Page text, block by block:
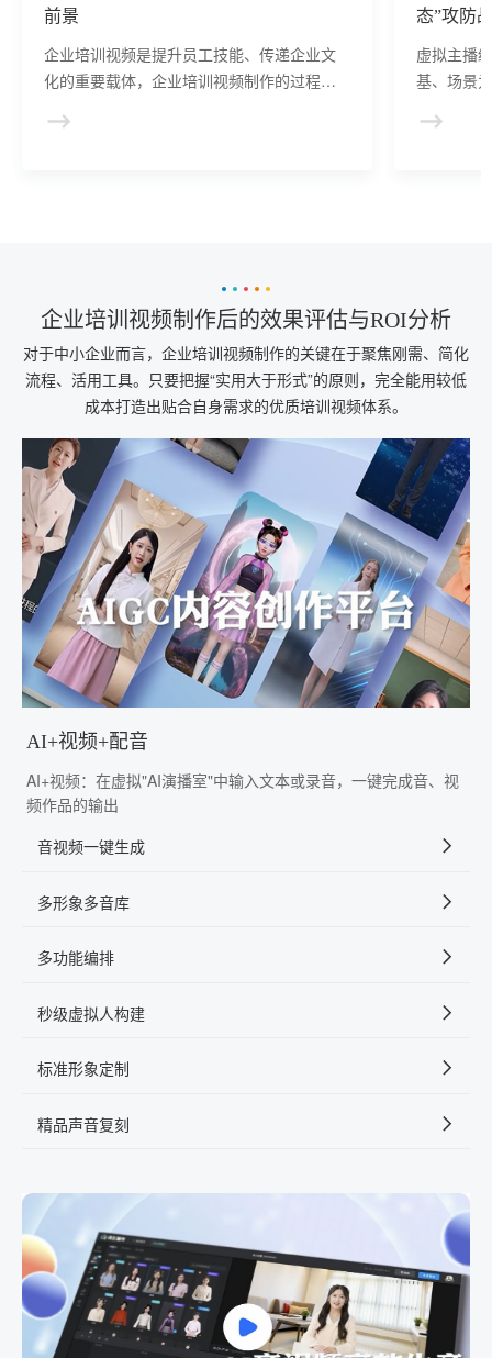
前景
企业培训视频是提升员工技能、传递企业文
化的重要载体，企业培训视频制作的过程中
追溯、可复用。
态”攻防
虚拟主播
基、场景
字人赛道
企业培训视频制作后的效果评估与ROI分析
对于中小企业而言，企业培训视频制作的关键在于聚焦刚需、简化
流程、活用工具。只要把握“实用大于形式”的原则，完全能用较低
成本打造出贴合自身需求的优质培训视频体系。
AI+视频+配音
AI+视频：在虚拟"AI演播室"中输入文本或录音，一键完成音、视
频作品的输出
音视频一键生成
多形象多音库
多功能编排
秒级虚拟人构建
标准形象定制
精品声音复刻